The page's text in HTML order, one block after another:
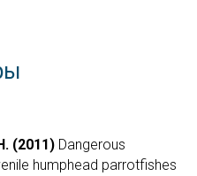
(2011) Dangerous
humphead parrotfishes